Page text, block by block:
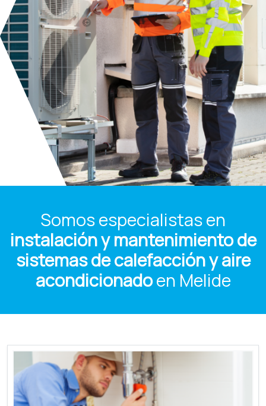
Somos especialistas en
instalación y mantenimiento de
sistemas de calefacción y aire
acondicionadoen Melide